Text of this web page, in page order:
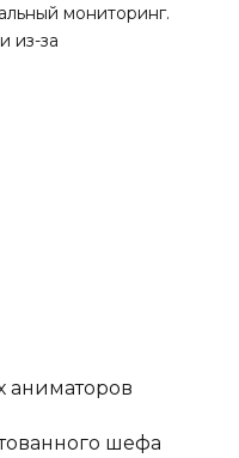
мониторинг.
из-за
аниматоров
шефа